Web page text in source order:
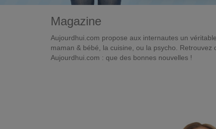
Magazine
Aujourdhui.com propose aux internautes un
maman & bébé, la cuisine, ou la psycho.
Aujourdhui.com : que des bonnes nouvelles !